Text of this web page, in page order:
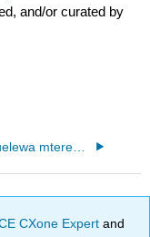
and/or curated by
11.7: Kuelewa mteremko wa Line (Sehemu ya 1)
CXone Expertand